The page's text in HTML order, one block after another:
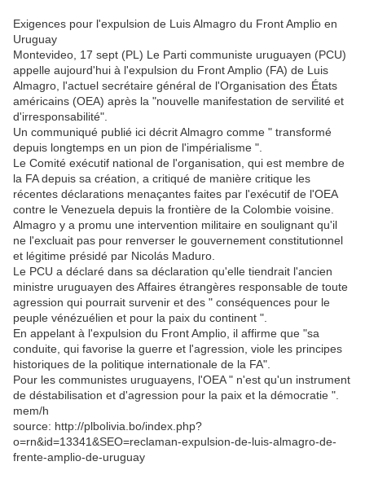
Exigences pour l'expulsion de Luis Almagro du Front Amplio en
Uruguay
Montevideo, 17 sept (PL) Le Parti communiste uruguayen (PCU)
appelle aujourd'hui à l'expulsion du Front Amplio (FA) de Luis
Almagro, l'actuel secrétaire général de l'Organisation des États
américains (OEA) après la "nouvelle manifestation de servilité et
d'irresponsabilité".
Un communiqué publié ici décrit Almagro comme " transformé
depuis longtemps en un pion de l'impérialisme ".
Le Comité exécutif national de l'organisation, qui est membre de
la FA depuis sa création, a critiqué de manière critique les
récentes déclarations menaçantes faites par l'exécutif de l'OEA
contre le Venezuela depuis la frontière de la Colombie voisine.
Almagro y a promu une intervention militaire en soulignant qu'il
ne l'excluait pas pour renverser le gouvernement constitutionnel
et légitime présidé par Nicolás Maduro.
Le PCU a déclaré dans sa déclaration qu'elle tiendrait l'ancien
ministre uruguayen des Affaires étrangères responsable de toute
agression qui pourrait survenir et des " conséquences pour le
peuple vénézuélien et pour la paix du continent ".
En appelant à l'expulsion du Front Amplio, il affirme que "sa
conduite, qui favorise la guerre et l'agression, viole les principes
historiques de la politique internationale de la FA".
Pour les communistes uruguayens, l'OEA " n'est qu'un instrument
de déstabilisation et d'agression pour la paix et la démocratie ".
mem/h
source: http://plbolivia.bo/index.php?
o=rn&id=13341&SEO=reclaman-expulsion-de-luis-almagro-de-
frente-amplio-de-uruguay